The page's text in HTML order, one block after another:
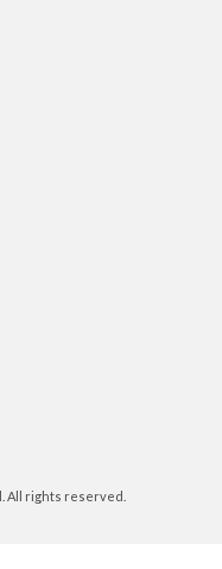
All rights reserved.